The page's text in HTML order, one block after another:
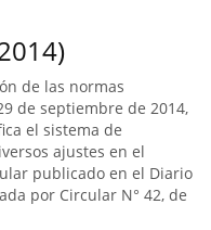
de las normas
de septiembre de 2014,
el sistema de
ajustes en el
publicado en el Diario
por Circular N° 42, de